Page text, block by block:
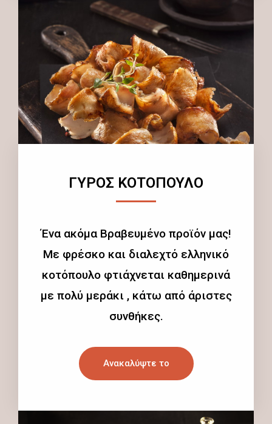
ΓΥΡΟΣ ΚΟΤΟΠΟΥΛΟ
Ένα ακόμα Βραβευμένο προϊόν μας!
Με φρέσκο και διαλεχτό ελληνικό
κοτόπουλο φτιάχνεται καθημερινά
με πολύ μεράκι , κάτω από άριστες
συνθήκες.
Ανακαλύψτε το